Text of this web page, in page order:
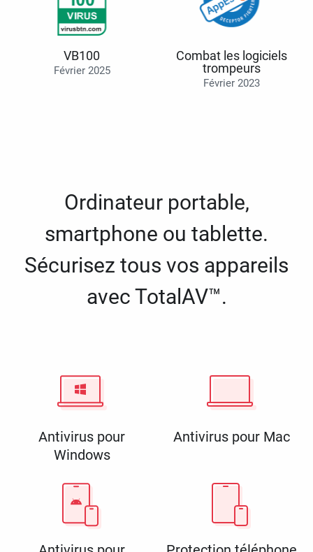
VB100
Février 2025
Combat les logiciels
trompeurs
Février 2023
Ordinateur portable,
smartphone ou tablette.
Sécurisez tous vos appareils
avec TotalAV™.
Antivirus pour
Windows
Antivirus pour Mac